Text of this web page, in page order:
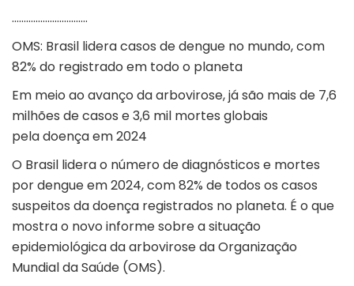
…………………………..
OMS: Brasil lidera casos de dengue no mundo, com
82% do registrado em todo o planeta
Em meio ao avanço da arbovirose, já são mais de 7,6
milhões de casos e 3,6 mil mortes globais
pela doença em 2024
O Brasil lidera o número de diagnósticos e mortes
por dengue em 2024, com 82% de todos os casos
suspeitos da doença registrados no planeta. É o que
mostra o novo informe sobre a situação
epidemiológica da arbovirose da Organização
Mundial da Saúde (OMS).